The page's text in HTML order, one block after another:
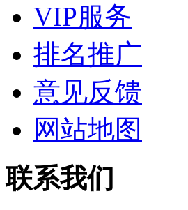
VIP服务
排名推广
意见反馈
网站地图
联系我们